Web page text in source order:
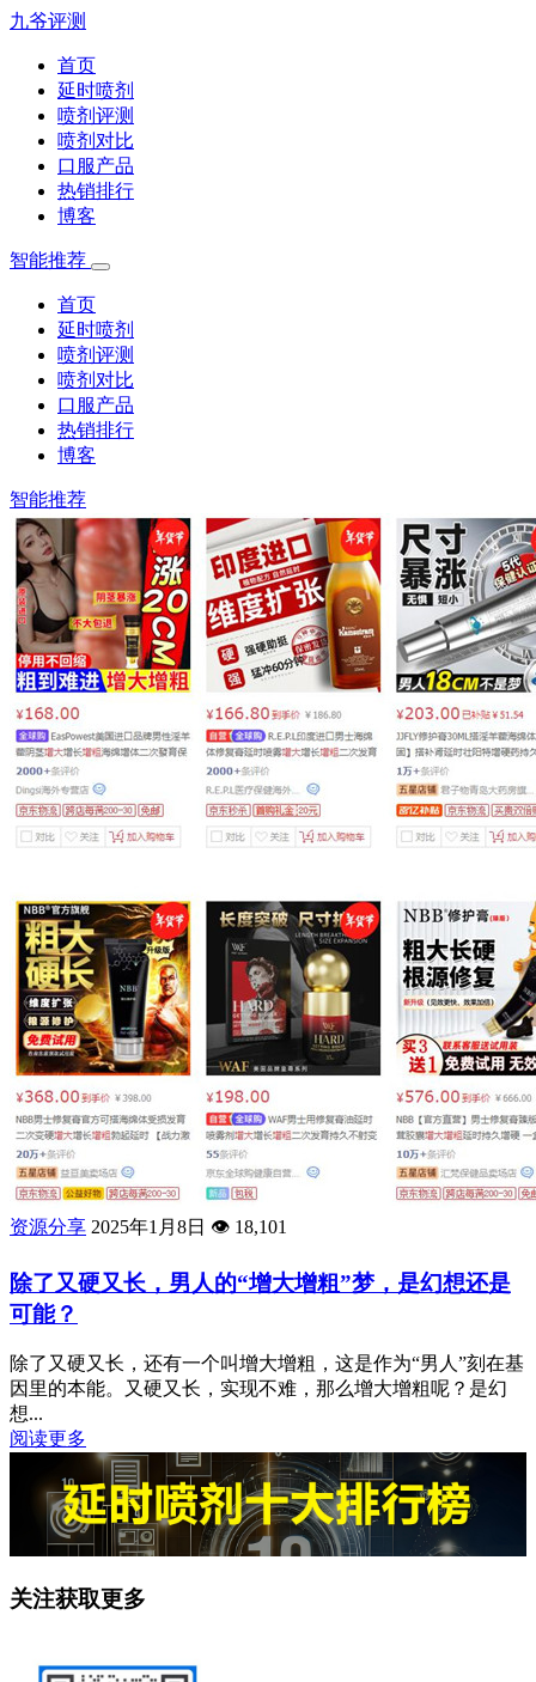
九爷评测
首页
延时喷剂
喷剂评测
喷剂对比
口服产品
热销排行
博客
智能推荐
首页
延时喷剂
喷剂评测
喷剂对比
口服产品
热销排行
博客
智能推荐
资源分享 2025年1月8日 👁️ 18,101
除了又硬又长，男人的“增大增粗”梦，是幻想还是
可能？
除了又硬又长，还有一个叫增大增粗，这是作为“男人”刻在基
因里的本能。又硬又长，实现不难，那么增大增粗呢？是幻
想...
阅读更多
关注获取更多